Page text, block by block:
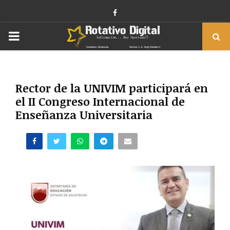
Facebook
PRIMARY
Rector de la UNIVIM participará en
el II Congreso Internacional de
Enseñanza Universitaria